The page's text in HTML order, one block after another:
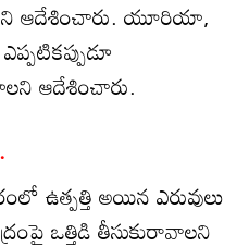
ఆదేశించారు. యూరియా,
ఆదేశించారు.
ఉత్పత్తి అయిన ఎరువులు
ఒత్తిడి తీసుకురావాలని